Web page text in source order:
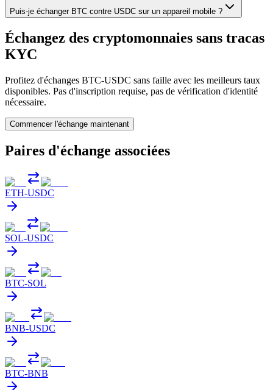
Puis-je échanger BTC contre USDC sur un appareil mobile ?
Échangez des cryptomonnaies sans tracas
KYC
Profitez d'échanges BTC-USDC sans faille avec les meilleurs taux
disponibles. Pas d'inscription requise, pas de vérification d'identité
nécessaire.
Commencer l'échange maintenant
Paires d'échange associées
ETH-USDC
SOL-USDC
BTC-SOL
BNB-USDC
BTC-BNB